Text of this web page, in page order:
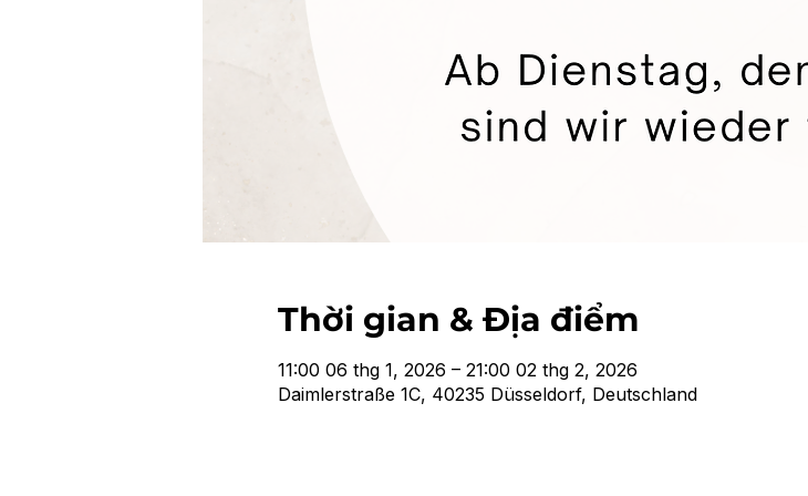
Thời gian & Địa điểm
11:00 06 thg 1, 2026 – 21:00 02 thg 2, 2026
Daimlerstraße 1C, 40235 Düsseldorf, Deutschland